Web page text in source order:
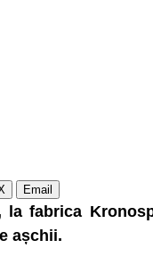
Email
la fabrica
așchii.